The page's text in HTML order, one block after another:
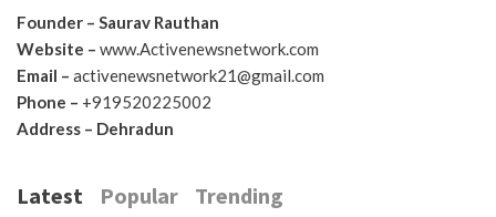
Founder – Saurav Rauthan
Website – www.Activenewsnetwork.com
Email – activenewsnetwork21@gmail.com
Phone – +919520225002
Address – Dehradun
Latest Popular Trending